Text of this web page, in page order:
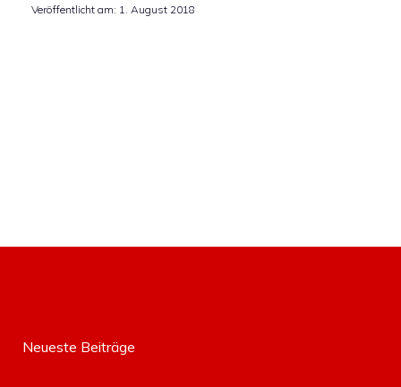
Veröffentlicht am: 1. August 2018
Neueste Beiträge